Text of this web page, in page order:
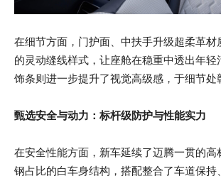
在细节方面，门护面、中扶手升级超柔革材
的灵动缝线样式，让座舱在稳重中透出年
饰条则进一步提升了视觉高级感，于细节处
甄选安全与动力：标杆级防护与性能实力
在安全性能方面，新车延续了迈腾一贯的高
钢占比的白车身结构，搭配整合了车道保持